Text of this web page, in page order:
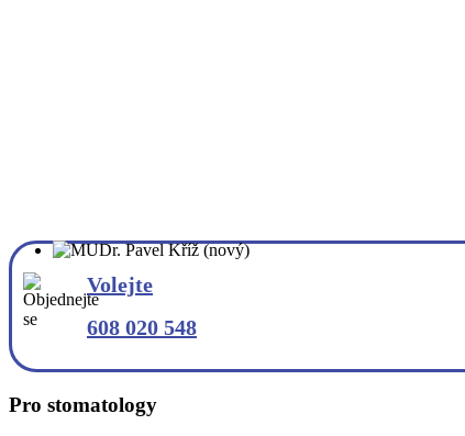
Volejte
608 020 548
Pro stomatology